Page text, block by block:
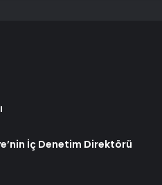
İç Denetim Direktörü